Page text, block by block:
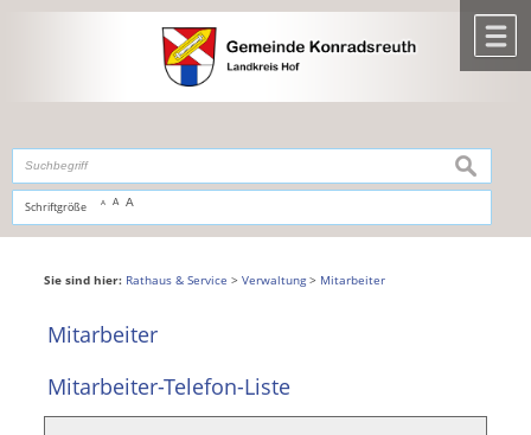
,zur Navigationoderzur Startseitespringen.
Schriftgröße A A A
suchen
Sie sind hier: Rathaus & Service > Verwaltung> Mitarbeiter
Mitarbeiter
Mitarbeiter-Telefon-Liste